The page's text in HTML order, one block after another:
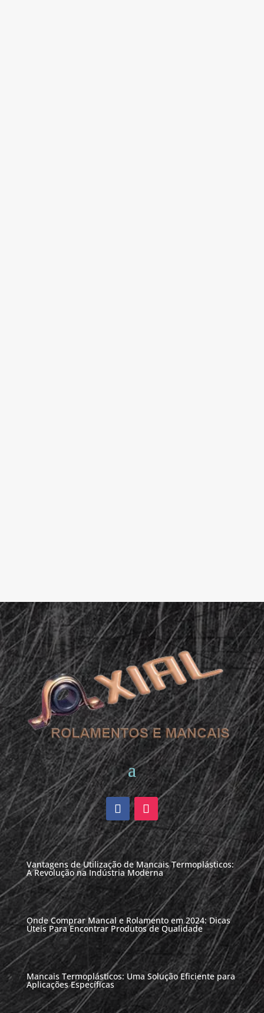
Vantagens de Utilização de Mancais Termoplásticos:
A Revolução na Indústria Moderna
Onde Comprar Mancal e Rolamento em 2024: Dicas
Úteis Para Encontrar Produtos de Qualidade
Mancais Termoplásticos: Uma Solução Eficiente para
Aplicações Específicas